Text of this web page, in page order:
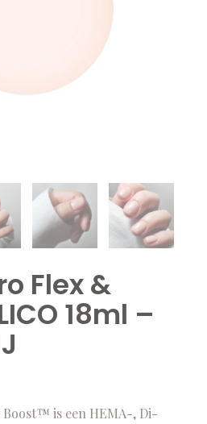
Flex &
18ml –
is een HEMA-, Di-